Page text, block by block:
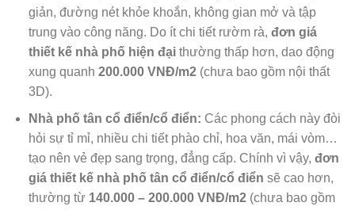
giản, đường nét khỏe khoắn, không gian mở và tập
trung vào công năng. Do ít chi tiết rườm rà, đơn giá
thiết kế nhà phố hiện đạithường thấp hơn, dao động
xung quanh 200.000 VNĐ/m2(chưa bao gồm nội thất
3D).
Nhà phố tân cổ điển/cổ điển: Các phong cách này đòi
hỏi sự tỉ mỉ, nhiều chi tiết phào chỉ, hoa văn, mái vòm…
tạo nên vẻ đẹp sang trọng, đẳng cấp. Chính vì vậy, đơn
giá thiết kế nhà phố tân cổ điển/cổ điển sẽ cao hơn,
thường từ 140.000 – 200.000 VNĐ/m2(chưa bao gồm